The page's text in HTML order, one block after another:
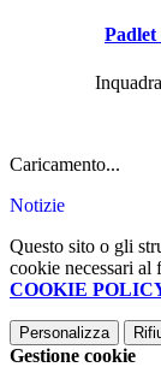
Padlet
Caricamento...
Notizie
Questo sito o gli
cookie necessari
COOKIE
Personalizza
Gestione cookie